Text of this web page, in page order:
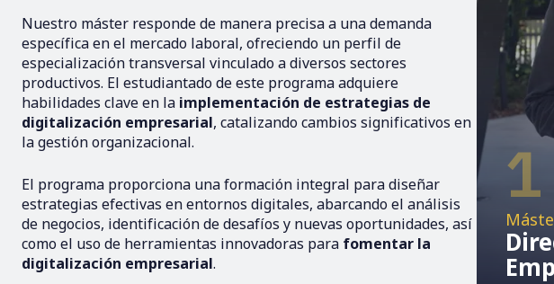
Nuestro máster responde de manera precisa a una demanda
específica en el mercado laboral, ofreciendo un perfil de
especialización transversal vinculado a diversos sectores
productivos. El estudiantado de este programa adquiere
habilidades clave en la implementación de estrategias de
digitalización empresarial, catalizando cambios significativos en
la gestión organizacional.
El programa proporciona una formación integral para diseñar
estrategias efectivas en entornos digitales, abarcando el análisis
de negocios, identificación de desafíos y nuevas oportunidades, así
como el uso de herramientas innovadoras para fomentar la
digitalización empresarial.